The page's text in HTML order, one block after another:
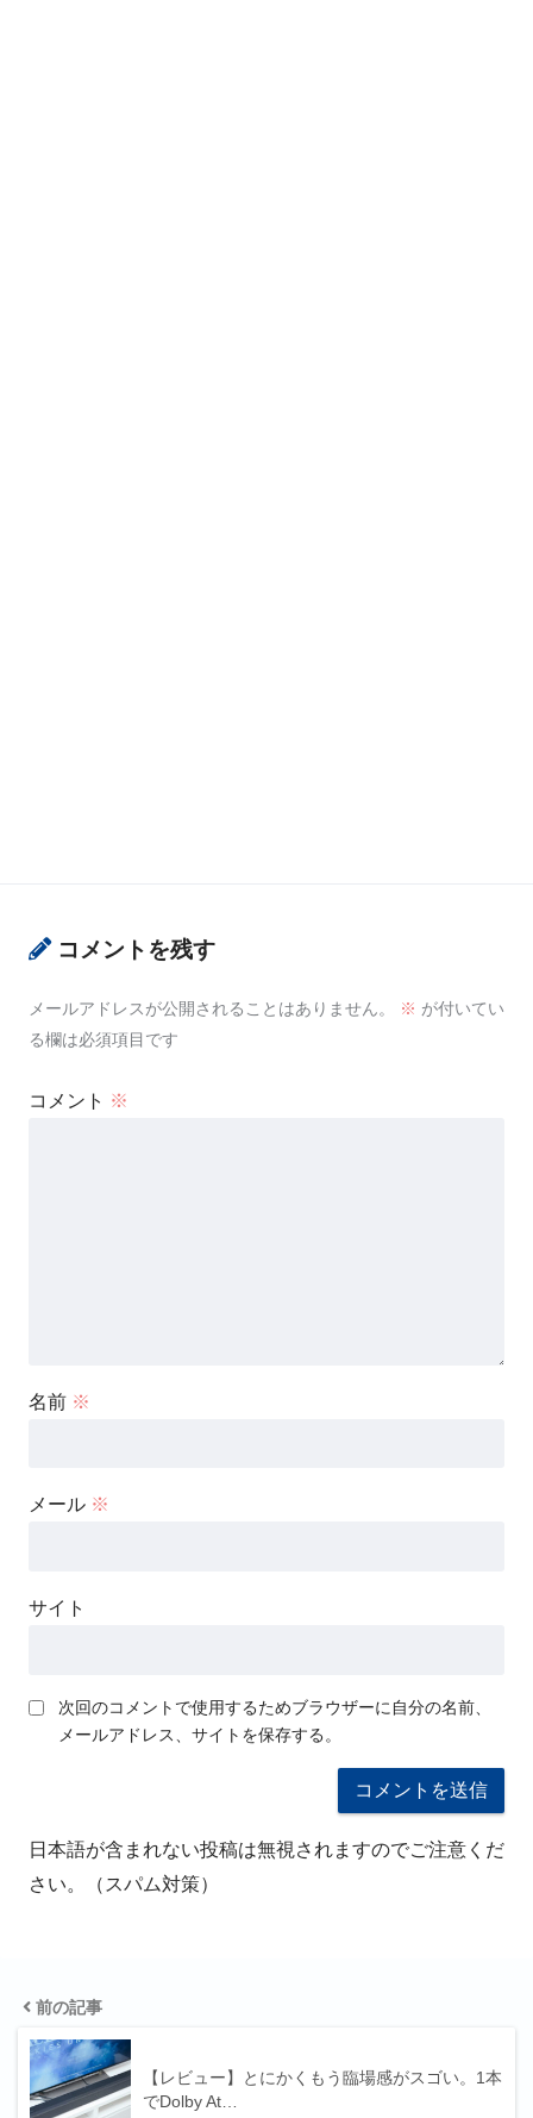
コメントを残す
メールアドレスが公開されることはありません。 ※ が付いてい
る欄は必須項目です
コメント ※
名前 ※
メール ※
サイト
次回のコメントで使用するためブラウザーに自分の名前、
メールアドレス、サイトを保存する。
日本語が含まれない投稿は無視されますのでご注意くだ
さい。（スパム対策）
前の記事
【レビュー】とにかくもう臨場感がスゴい。1本
でDolby At…